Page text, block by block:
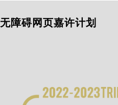
无障碍网页嘉许计划